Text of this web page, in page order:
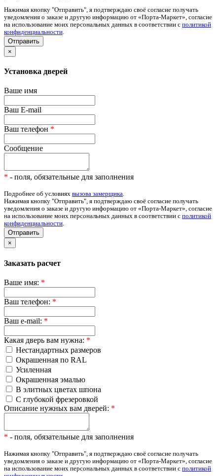
Нажимая кнопку "Отправить", я подтверждаю своё согласие получать
уведомления о заказе и другую информацию от «Порта-Маркет», согласие
на использование моих персональных данных в соответствии с политикой
конфиденциальности
×
Установка дверей
Ваше имя
Ваш E-mail
Ваш телефон *
Сообщение
* - поля, обязательные для заполнения
Подробнее об условиях вызова замерщика.
Нажимая кнопку "Отправить", я подтверждаю своё согласие получать
уведомления о заказе и другую информацию от «Порта-Маркет», согласие
на использование моих персональных данных в соответствии с политикой
конфиденциальности.
Отправить
×
Заказать расчет
Ваше имя: *
Ваш телефон: *
Ваш e-mail: *
Какая дверь вам нужна: *
Нестандартных размеров
Окрашенная по RAL
Усиленная
Окрашенная эмалью
В элитных цветах шпона
С глубокой фрезеровкой
Описание нужных вам дверей: *
* - поля, обязательные для заполнения
Нажимая кнопку "Отправить", я подтверждаю своё согласие получать
уведомления о заказе и другую информацию от «Порта-Маркет», согласие
на использование моих персональных данных в соответствии с политикой